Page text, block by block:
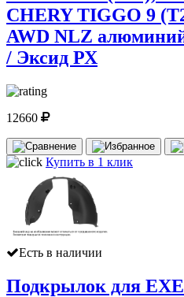
CHERY TIGGO 9
AWD NLZ
/ Эксид РХ
12660
Купить в 1 клик
Есть в наличии
Подкрылок для